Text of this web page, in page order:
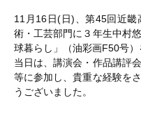
11月16日(日)、第45回近
術・工芸部門に３年生中村
球暮らし」（油彩画F50号）
当日は、講演会・作品講評
等に参加し、貴重な経験を
うございました。